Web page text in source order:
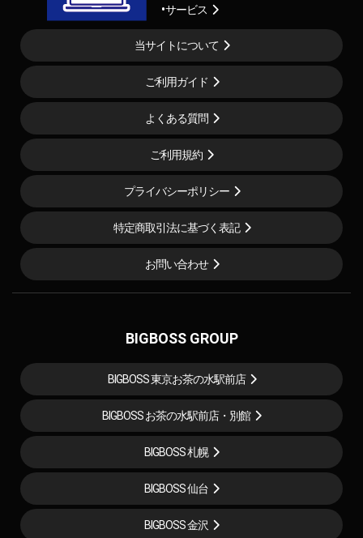
サービス
当サイトについて
ご利用ガイド
よくある質問
ご利用規約
プライバシーポリシー
特定商取引法に基づく表記
お問い合わせ
BIGBOSS GROUP
BIGBOSS 東京お茶の水駅前店
BIGBOSS お茶の水駅前店・別館
BIGBOSS 札幌
BIGBOSS 仙台
BIGBOSS 金沢